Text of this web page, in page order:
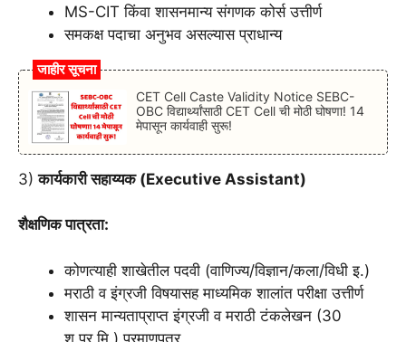
MS-CIT किंवा शासनमान्य संगणक कोर्स उत्तीर्ण
समकक्ष पदाचा अनुभव असल्यास प्राधान्य
जाहीर सूचना
CET Cell Caste Validity Notice SEBC-
OBC विद्यार्थ्यांसाठी CET Cell ची मोठी घोषणा! 14
मेपासून कार्यवाही सुरू!
3)कार्यकारी सहाय्यक (Executive Assistant)
शैक्षणिक पात्रता:
कोणत्याही शाखेतील पदवी (वाणिज्य/विज्ञान/कला/विधी इ.)
मराठी व इंग्रजी विषयासह माध्यमिक शालांत परीक्षा उत्तीर्ण
शासन मान्यताप्राप्त इंग्रजी व मराठी टंकलेखन (30
श.प्र.मि.) प्रमाणपत्र